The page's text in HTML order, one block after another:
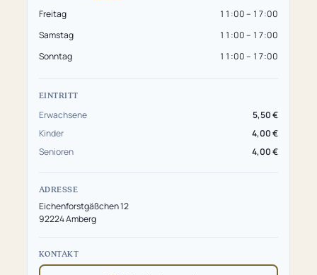
Freitag
11:00 – 17:00
Samstag
11:00 – 17:00
Sonntag
11:00 – 17:00
EINTRITT
Erwachsene
5,50 €
Kinder
4,00 €
Senioren
4,00 €
ADRESSE
Eichenforstgäßchen 12
92224 Amberg
KONTAKT